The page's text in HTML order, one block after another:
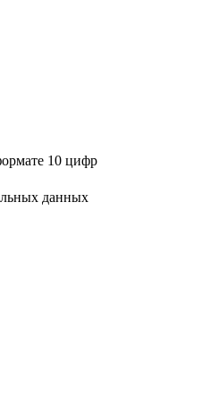
10 цифр
данных